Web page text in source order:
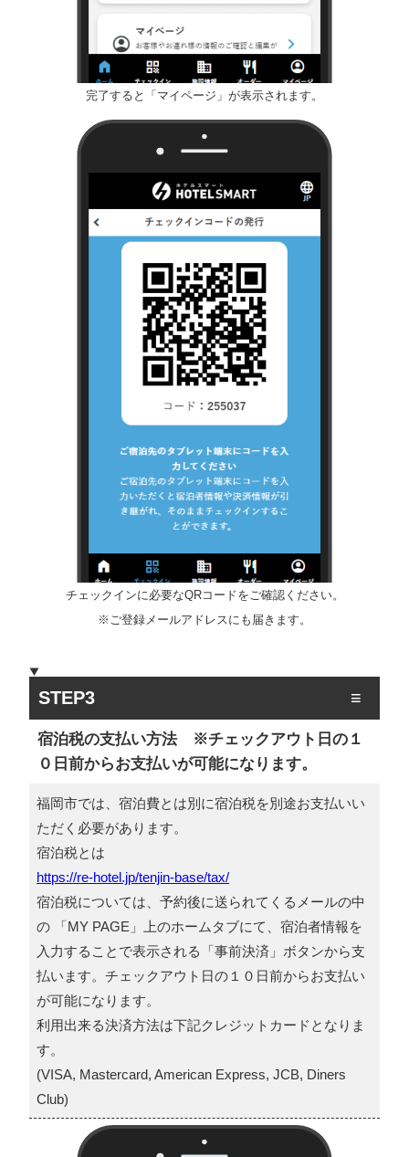
完了すると「マイページ」が表示されます。
チェックインに必要なQRコードをご確認ください。
※ご登録メールアドレスにも届きます。
STEP3
宿泊税の支払い方法 ※チェックアウト日の１
０日前からお支払いが可能になります。
福岡市では、宿泊費とは別に宿泊税を別途お支払いい
ただく必要があります。
宿泊税とは
https://re-hotel.jp/tenjin-base/tax/
宿泊税については、予約後に送られてくるメールの中
の 「MY PAGE」上のホームタブにて、宿泊者情報を
入力することで表示される「事前決済」ボタンから支
払います。チェックアウト日の１０日前からお支払い
が可能になります。
利用出来る決済方法は下記クレジットカードとなりま
す。
(VISA, Mastercard, American Express, JCB, Diners
Club)